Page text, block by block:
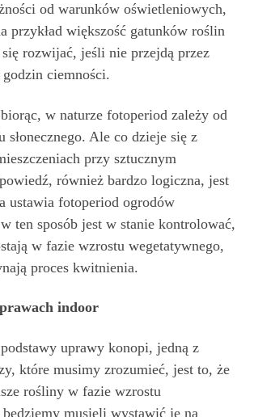
od warunków oświetleniowych,
przykład większość gatunków roślin
rozwijać, jeśli nie przejdą przez
ciemności.
w naturze fotoperiod zależy od
Ale co dzieje się z
przy sztucznym
również bardzo logiczna, jest
ustawia fotoperiod ogrodów
ten sposób jest w stanie kontrolować,
w fazie wzrostu wegetatywnego,
proces kwitnienia.
indoor
uprawy konopi, jedną z
które musimy zrozumieć, jest to, że
rośliny w fazie wzrostu
musieli wystawić je na